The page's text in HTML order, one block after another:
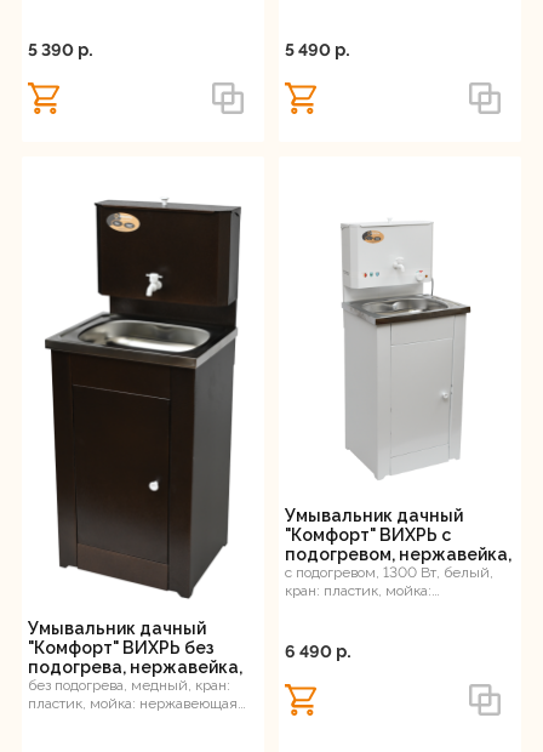
5 390 p. 5 490 p.
Умывальник дачный
"Комфорт" ВИХРЬ без
подогрева, нержавейка,
медь
без подогрева, медный, кран:
пластик, мойка: нержавеющая
Умывальник дачный
"Комфорт" ВИХРЬ с
подогревом, нержавейка,
белый
с подогревом, 1300 Вт, белый,
кран: пластик, мойка:
6 490 p.